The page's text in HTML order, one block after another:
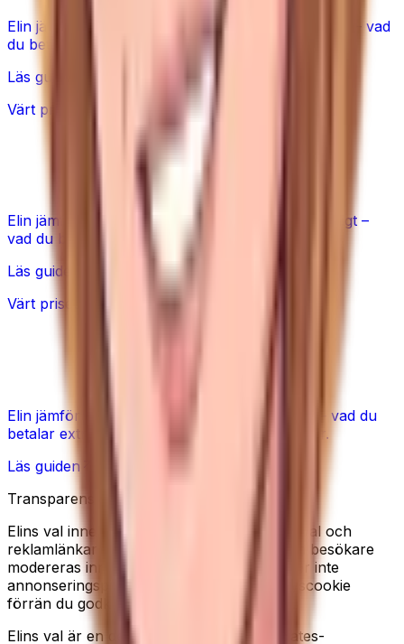
Elin jämför premium- och budgetyogamattor ärligt – vad
du betalar för och när en prisvärd matta räcker.
Läs guiden
Värt priset?
Dyra träningsband vs billiga – värt
skillnaden?
Elin jämför dyra tygband och billiga latexband ärligt –
vad du betalar för och när de billiga räcker.
Läs guiden
Värt priset?
Foam roller: dyr vs billig – värt
skillnaden?
Elin jämför dyra och billiga foam rollers ärligt – vad du
betalar extra för och när en enkel rulle räcker.
Läs guiden
Transparens
Elins val innehåller redaktionella produkturval och
reklamlänkar till Amazon. Recensioner från besökare
modereras innan de publiceras. Vi använder inte
annonseringspixlar, och sätter ingen analyscookie
förrän du godkänner det i cookiebannern.
Elins val är en deltagare i Amazon Associates-